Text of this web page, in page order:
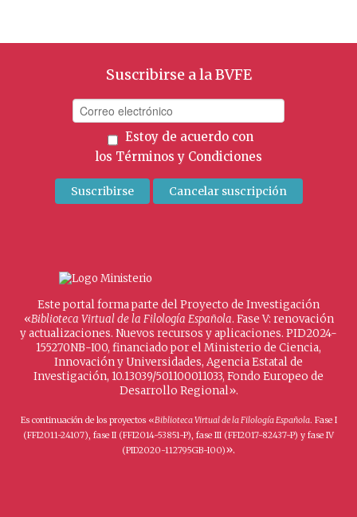
Suscribirse a la BVFE
Estoy de acuerdo con
los Términos y Condiciones
Este portal forma parte del Proyecto de Investigación
«Biblioteca Virtual de la Filología Española. Fase V: renovación
y actualizaciones. Nuevos recursos y aplicaciones. PID2024-
155270NB-I00, financiado por el Ministerio de Ciencia,
Innovación y Universidades, Agencia Estatal de
Investigación, 10.13039/501100011033, Fondo Europeo de
Desarrollo Regional».
Es continuación de los proyectos «Biblioteca Virtual de la Filología Española. Fase I
(FFI2011-24107), fase II (FFI2014-53851-P), fase III (FFI2017-82437-P) y fase IV
(PID2020-112795GB-I00)».